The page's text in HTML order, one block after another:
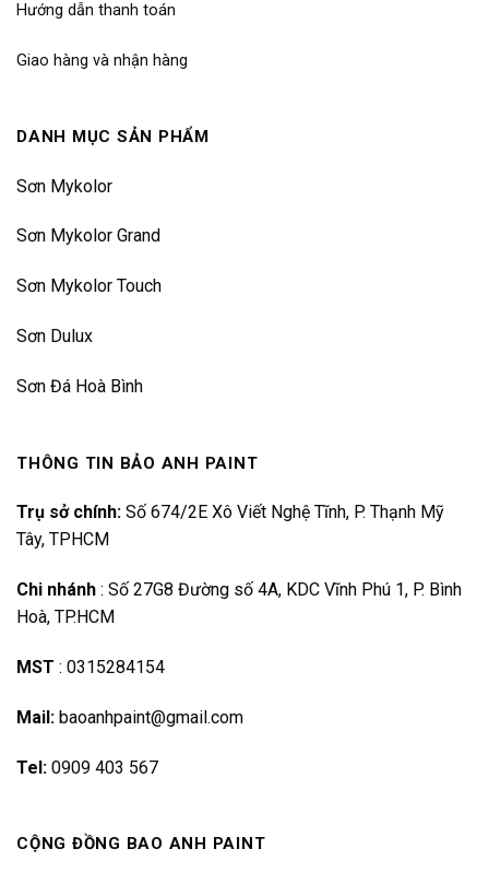
Hướng dẫn thanh toán
Giao hàng và nhận hàng
DANH MỤC SẢN PHẨM
Sơn Mykolor
Sơn Mykolor Grand
Sơn Mykolor Touch
Sơn Dulux
Sơn Đá Hoà Bình
THÔNG TIN BẢO ANH PAINT
Trụ sở chính: Số 674/2E Xô Viết Nghệ Tĩnh, P. Thạnh Mỹ
Tây, TPHCM
Chi nhánh : Số 27G8 Đường số 4A, KDC Vĩnh Phú 1, P. Bình
Hoà, TP.HCM
MST : 0315284154
Mail: baoanhpaint@gmail.com
Tel: 0909 403 567
CỘNG ĐỒNG BAO ANH PAINT